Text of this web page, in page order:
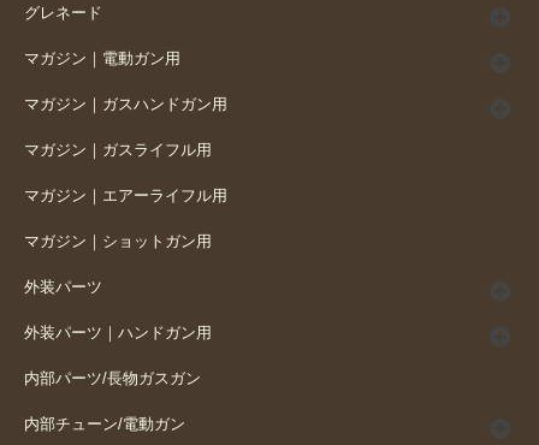
グレネード
マガジン｜電動ガン用
マガジン｜ガスハンドガン用
マガジン｜ガスライフル用
マガジン｜エアーライフル用
マガジン｜ショットガン用
外装パーツ
外装パーツ｜ハンドガン用
内部パーツ/長物ガスガン
内部チューン/電動ガン